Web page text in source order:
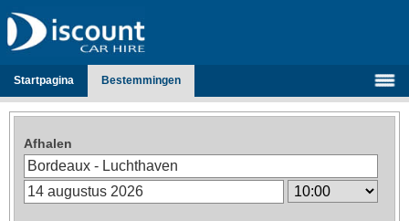
Startpagina Bestemmingen
Afhalen